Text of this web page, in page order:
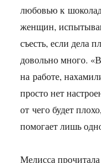
любовью к
женщин,
съесть, если дела
довольно много.
на работе,
просто нет
от чего будет
помогает лишь
Мелисса